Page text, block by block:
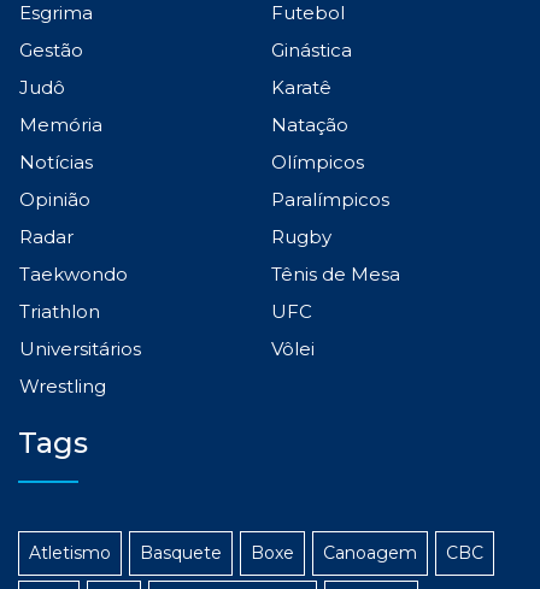
Esgrima
Futebol
Gestão
Ginástica
Judô
Karatê
Memória
Natação
Notícias
Olímpicos
Opinião
Paralímpicos
Radar
Rugby
Taekwondo
Tênis de Mesa
Triathlon
UFC
Universitários
Vôlei
Wrestling
Tags
Atletismo Basquete Boxe Canoagem CBC